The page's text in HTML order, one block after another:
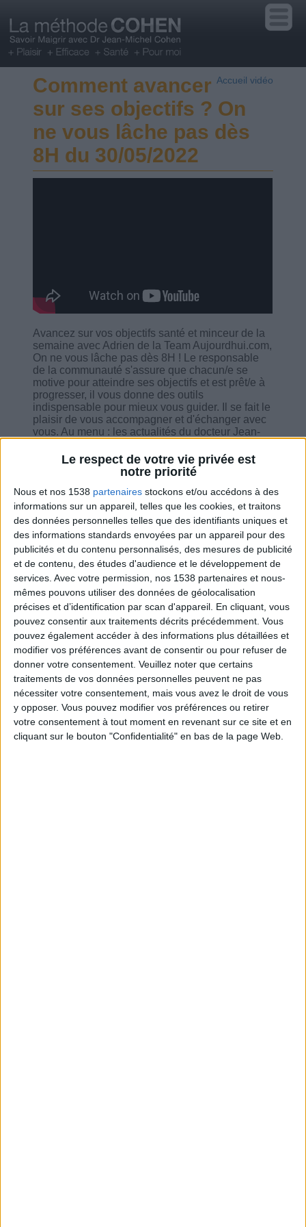
Le respect de votre vie privée est
notre priorité
Nous et nos 1538 partenaires stockons et/ou accédons à des
informations sur un appareil, telles que les cookies, et traitons
des données personnelles telles que des identifiants uniques et
des informations standards envoyées par un appareil pour des
publicités et du contenu personnalisés, des mesures de publicité
et de contenu, des études d'audience et le développement de
services. Avec votre permission, nos 1538 partenaires et nous-
mêmes pouvons utiliser des données de géolocalisation
précises et d’identification par scan d'appareil. En cliquant, vous
pouvez consentir aux traitements décrits précédemment. Vous
pouvez également accéder à des informations plus détaillées et
modifier vos préférences avant de consentir ou pour refuser de
donner votre consentement. Veuillez noter que certains
traitements de vos données personnelles peuvent ne pas
nécessiter votre consentement, mais vous avez le droit de vous
y opposer. Vous pouvez modifier vos préférences ou retirer
votre consentement à tout moment en revenant sur ce site et en
cliquant sur le bouton "Confidentialité" en bas de la page Web.
Accueil vidéo
Comment avancer
sur ses objectifs ? On
ne vous lâche pas dès
8H du 30/05/2022
Avancez sur vos objectifs santé et minceur de la
semaine avec Adrien de la Team Aujourdhui.com,
On ne vous lâche pas dès 8H ! Le responsable
de la communauté s'assure que chacun/e se
motive pour atteindre ses objectifs et est prêt/e à
progresser, il vous donne des outils
indispensable pour mieux vous guider. Il se fait le
plaisir de vous accompagner et d'échanger avec
vous. Au menu : les actualités du docteur Jean-
smart pour se fixer des objectifs.
Combien de kilos souhaitez-vous perdre ?
Moins de
5 kilos
De 5 à 10
kilos
Plus de
10 kilos
Service-client & Motivation Voir tout
Les équipes du Service-client et de la
Communauté Savoir Maigrir vous aident
chaque semaine à vous rapprocher
sereinement de votre objectif minceur.